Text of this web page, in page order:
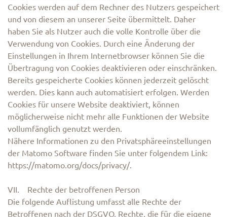
Cookies werden auf dem Rechner des Nutzers gespeichert
und von diesem an unserer Seite übermittelt. Daher
haben Sie als Nutzer auch die volle Kontrolle über die
Verwendung von Cookies. Durch eine Änderung der
Einstellungen in Ihrem Internetbrowser können Sie die
Übertragung von Cookies deaktivieren oder einschränken.
Bereits gespeicherte Cookies können jederzeit gelöscht
werden. Dies kann auch automatisiert erfolgen. Werden
Cookies für unsere Website deaktiviert, können
möglicherweise nicht mehr alle Funktionen der Website
vollumfänglich genutzt werden.
Nähere Informationen zu den Privatsphäreeinstellungen
der Matomo Software finden Sie unter folgendem Link:
https://matomo.org/docs/privacy/.
VII. Rechte der betroffenen Person
Die folgende Auflistung umfasst alle Rechte der
Betroffenen nach der DSGVO. Rechte, die für die eigene